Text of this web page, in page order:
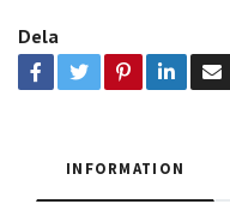
Dela
INFORMATION